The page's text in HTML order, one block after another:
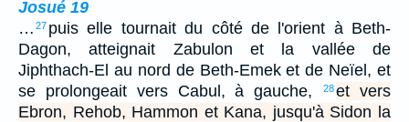
Josué 19
… 27 puis elle tournait du côté de l'orient à Beth-
Dagon, atteignait Zabulon et la vallée de
Jiphthach-El au nord de Beth-Emek et de Neïel, et
se prolongeait vers Cabul, à gauche,
28et vers
Ebron, Rehob, Hammon et Kana, jusqu'à Sidon la